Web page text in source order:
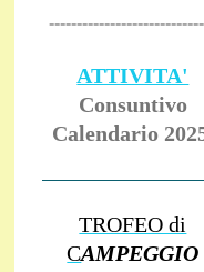
ATTIVITA'
Consuntivo
Calendario
TROFEO di
CAMPEGGIO